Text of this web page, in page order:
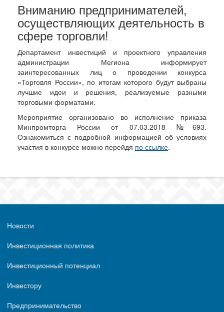
Вниманию предпринимателей,
осуществляющих деятельность в
сфере торговли!
Департамент инвестиций и проектного управления
администрации Мегиона информирует
заинтересованных лиц о проведении конкурса
«Торговля России», по итогам которого будут выбраны
лучшие идеи и решения, реализуемые разными
торговыми форматами.
Мероприятие организовано во исполнение приказа
Минпромторга России от 07.03.2018 №693.
Ознакомиться с подробной информацией об условиях
участия в конкурсе можно перейдя по ссылке.
Новости
Инвестиционная политика
Инвестиционный потенциал
Инвестору
Предпринимательство